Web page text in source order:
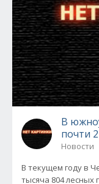
В
почти
Новости
В текущем году в
тысяча 804 лесных